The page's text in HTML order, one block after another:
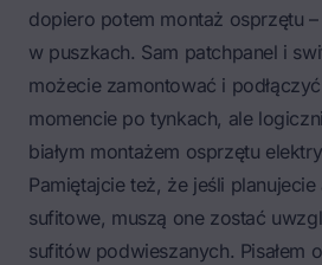
dopiero potem montaż osprzętu
w puszkach. Sam patchpanel i
możecie zamontować i
momencie po tynkach, ale
białym montażem osprzętu
Pamiętajcie też, że jeśli
sufitowe, muszą one zostać
sufitów podwieszanych. Pisałem